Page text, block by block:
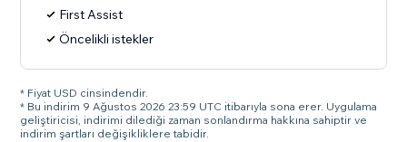
First Assist
Öncelikli istekler
* Fiyat USD cinsindendir.
* Bu indirim 9 Ağustos 2026 23:59 UTC itibarıyla sona erer. Uygulama
geliştiricisi, indirimi dilediği zaman sonlandırma hakkına sahiptir ve
indirim şartları değişikliklere tabidir.